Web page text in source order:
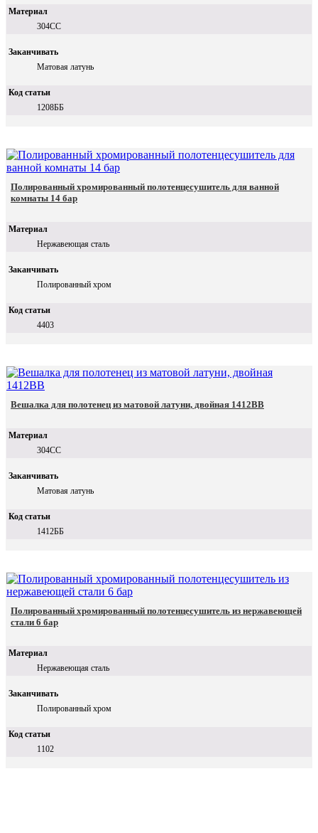
Материал
304СС
Заканчивать
Матовая латунь
Код статьи
1208ББ
Полированный хромированный полотенцесушитель для ванной
комнаты 14 бар
Материал
Нержавеющая сталь
Заканчивать
Полированный хром
Код статьи
4403
Вешалка для полотенец из матовой латуни, двойная 1412BB
Материал
304СС
Заканчивать
Матовая латунь
Код статьи
1412ББ
Полированный хромированный полотенцесушитель из нержавеющей
стали 6 бар
Материал
Нержавеющая сталь
Заканчивать
Полированный хром
Код статьи
1102